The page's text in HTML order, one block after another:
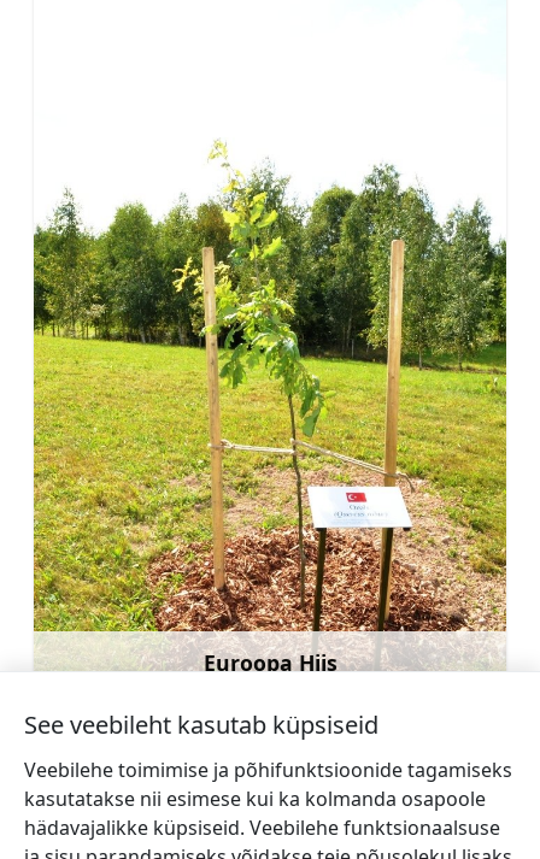
Euroopa Hiis
Rohkem teavet
←Modris Sapuns (1979)
Gunta Kalsere (1951)
See veebileht kasutab küpsiseid
Veebilehe toimimise ja põhifunktsioonide tagamiseks
kasutatakse nii esimese kui ka kolmanda osapoole
hädavajalikke küpsiseid. Veebilehe funktsionaalsuse